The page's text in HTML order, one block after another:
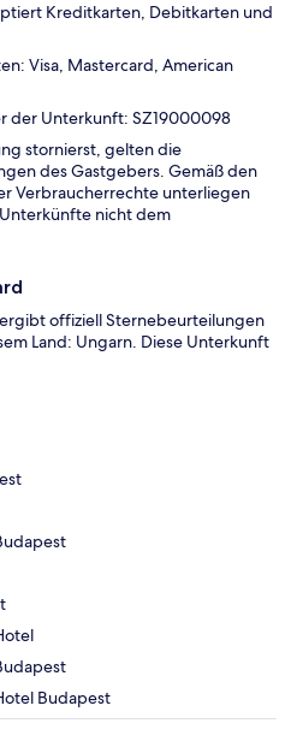
Kreditkarten, Debitkarten und
Visa, Mastercard, American
der Unterkunft: SZ19000098
stornierst, gelten die
des Gastgebers. Gemäß den
Verbraucherrechte unterliegen
nicht dem
offiziell Sternebeurteilungen
Land: Ungarn. Diese Unterkunft
Budapest